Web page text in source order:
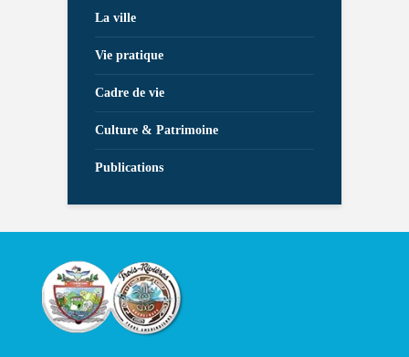
La ville
Vie pratique
Cadre de vie
Culture & Patrimoine
Publications